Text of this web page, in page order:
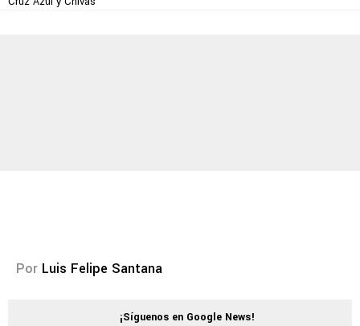
Por Luis Felipe Santana
¡Síguenos en Google News!